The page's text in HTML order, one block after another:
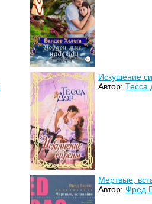
Искушение
Автор:Тесса
Мертвые,
Автор:Фред